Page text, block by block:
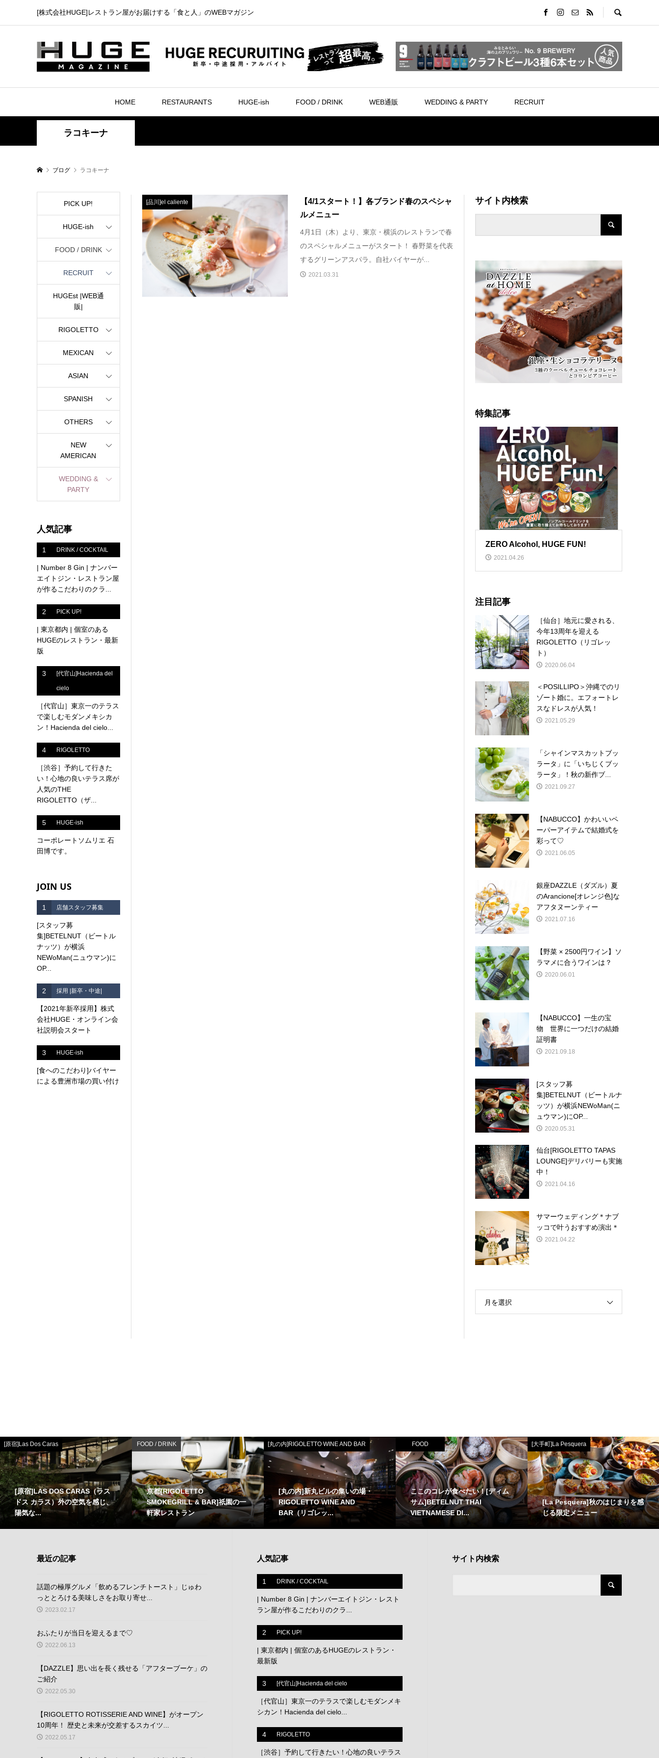
[株式会社HUGE]レストラン屋がお届けする「食と人」のWEBマガジン
HOME RESTAURANTS HUGE-ish FOOD / DRINK WEB通販 WEDDING & PARTY RECRUIT
ラコキーナ
ブログ ラコキーナ
[品川]el caliente
【4/1スタート！】各ブランド春のスペシャ
ルメニュー
4月1日（木）より、東京・横浜のレストランで春
のスペシャルメニューがスタート！ 春野菜を代表
するグリーンアスパラ。自社バイヤーが...
2021.03.31
PICK UP!
HUGE-ish
FOOD / DRINK
RECRUIT
HUGEst |WEB通
販|
RIGOLETTO
MEXICAN
ASIAN
SPANISH
OTHERS
NEW
AMERICAN
WEDDING &
PARTY
人気記事
1 DRINK / COCKTAIL
| Number 8 Gin | ナンバー
エイトジン・レストラン屋
が作るこだわりのクラ...
2 PICK UP!
| 東京都内 | 個室のある
HUGEのレストラン・最新
版
3 [代官山]Hacienda del
cielo
［代官山］東京一のテラス
で楽しむモダンメキシカ
ン！Hacienda del cielo...
4 RIGOLETTO
［渋谷］予約して行きた
い！心地の良いテラス席が
人気のTHE
RIGOLETTO（ザ...
5 HUGE-ish
コーポレートソムリエ 石
田博です。
JOIN US
1 店舗スタッフ募集
[スタッフ募
集]BETELNUT（ビートル
ナッツ）が横浜
NEWoMan(ニュウマン)に
OP...
2 採用 |新卒・中途|
【2021年新卒採用】株式
会社HUGE・オンライン会
社説明会スタート
3 HUGE-ish
[食へのこだわり]バイヤー
による豊洲市場の買い付け
サイト内検索
特集記事
ZERO Alcohol, HUGE FUN!
2021.04.26
注目記事
［仙台］地元に愛される、
今年13周年を迎える
RIGOLETTO（リゴレッ
ト）
2020.06.04
＜POSILLIPO＞沖縄でのリ
ゾート婚に。エフォートレ
スなドレスが人気！
2021.05.29
「シャインマスカットブッ
ラータ」に「いちじくブッ
ラータ」！秋の新作ブ...
2021.09.27
【NABUCCO】かわいいペ
ーパーアイテムで結婚式を
彩って♡
2021.06.05
銀座DAZZLE（ダズル）夏
のArancione[オレンジ色]な
アフタヌーンティー
2021.07.16
【野菜 × 2500円ワイン】ソ
ラマメに合うワインは？
2020.06.01
【NABUCCO】一生の宝
物 世界に一つだけの結婚
証明書
2021.09.18
[スタッフ募
集]BETELNUT（ビートルナ
ッツ）が横浜NEWoMan(ニ
ュウマン)にOP...
2020.05.31
仙台[RIGOLETTO TAPAS
LOUNGE]デリバリーも実施
中！
2021.04.16
サマーウェディング＊ナブ
ッコで叶うおすすめ演出＊
2021.04.22
月を選択
[原宿]Las Dos Caras
[原宿]LAS DOS CARAS（ラス
ドス カラス）外の空気を感じ、
陽気な...
FOOD / DRINK
京都[RIGOLETTO
SMOKEGRILL & BAR]祇園の一
軒家レストラン
[丸の内]RIGOLETTO WINE AND BAR
[丸の内]新丸ビルの集いの場・
RIGOLETTO WINE AND
BAR（リゴレッ...
FOOD
ここのコレが食べたい！[ディム
サム]BETELNUT THAI
VIETNAMESE DI...
[大手町]La Pesquera
[La Pesquera]秋のはじまりを感
じる限定メニュー
最近の記事
話題の極厚グルメ「飲めるフレンチトースト」じゅわ
っととろける美味しさをお取り寄せ...
2023.02.17
おふたりが当日を迎えるまで♡
2022.06.13
【DAZZLE】思い出を長く残せる「アフターブーケ」の
ご紹介
2022.05.30
【RIGOLETTO ROTISSERIE AND WINE】がオープン
10周年！ 歴史と未来が交差するスカイツ...
2022.05.17
人気記事
1 DRINK / COCKTAIL
| Number 8 Gin | ナンバーエイトジン・レスト
ラン屋が作るこだわりのクラ...
2 PICK UP!
| 東京都内 | 個室のあるHUGEのレストラン・
最新版
3 [代官山]Hacienda del cielo
［代官山］東京一のテラスで楽しむモダンメキ
シカン！Hacienda del cielo...
4 RIGOLETTO
［渋谷］予約して行きたい！心地の良いテラス
サイト内検索